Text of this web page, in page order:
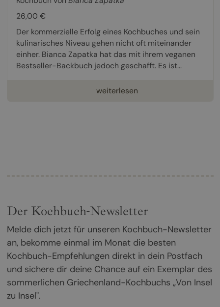
26,00 €
Der kommerzielle Erfolg eines Kochbuches und sein
kulinarisches Niveau gehen nicht oft miteinander
einher. Bianca Zapatka hat das mit ihrem veganen
Bestseller-Backbuch jedoch geschafft. Es ist...
weiterlesen
Der Kochbuch-Newsletter
Melde dich jetzt für unseren Kochbuch-Newsletter
an, bekomme einmal im Monat die besten
Kochbuch-Empfehlungen direkt in dein Postfach
und sichere dir deine Chance auf ein Exemplar des
sommerlichen Griechenland-Kochbuchs „Von Insel
zu Insel".